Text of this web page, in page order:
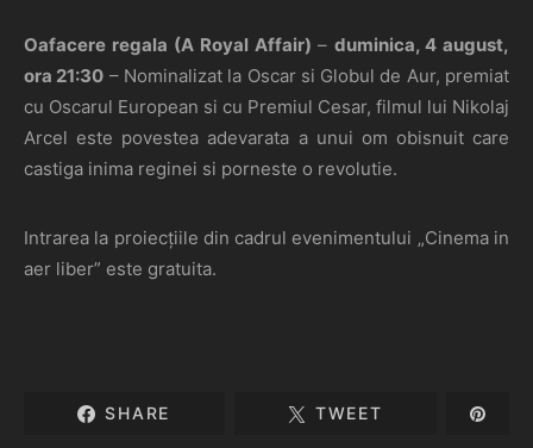
Oafacere regala (A Royal Affair) – duminica, 4 august,
ora 21:30 – Nominalizat la Oscar si Globul de Aur, premiat
cu Oscarul European si cu Premiul Cesar, filmul lui Nikolaj
Arcel este povestea adevarata a unui om obisnuit care
castiga inima reginei si porneste o revolutie.
Intrarea la proiecțiile din cadrul evenimentului „Cinema in
aer liber” este gratuita.
SHARE TWEET